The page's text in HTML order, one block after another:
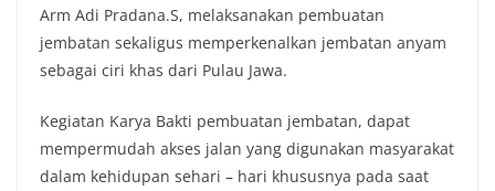
Arm Adi Pradana.S, melaksanakan pembuatan
jembatan sekaligus memperkenalkan jembatan anyam
sebagai ciri khas dari Pulau Jawa.
Kegiatan Karya Bakti pembuatan jembatan, dapat
mempermudah akses jalan yang digunakan masyarakat
dalam kehidupan sehari – hari khususnya pada saat